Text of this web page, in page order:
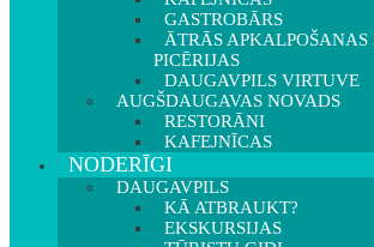
GASTROBĀRS
ĀTRĀS APKALPOŠANAS
PICĒRIJAS
DAUGAVPILS VIRTUVE
AUGŠDAUGAVAS NOVADS
RESTORĀNI
KAFEJNĪCAS
NODERĪGI
DAUGAVPILS
KĀ ATBRAUKT?
EKSKURSIJAS